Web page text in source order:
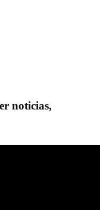
noticias,